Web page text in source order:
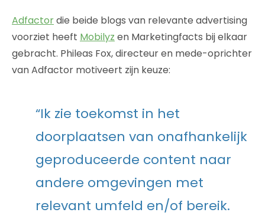
Adfactordie beide blogs van relevante advertising
voorziet heeft Mobilyz en Marketingfacts bij elkaar
gebracht. Phileas Fox, directeur en mede-oprichter
van Adfactor motiveert zijn keuze:
“Ik zie toekomst in het
doorplaatsen van onafhankelijk
geproduceerde content naar
andere omgevingen met
relevant umfeld en/of bereik.